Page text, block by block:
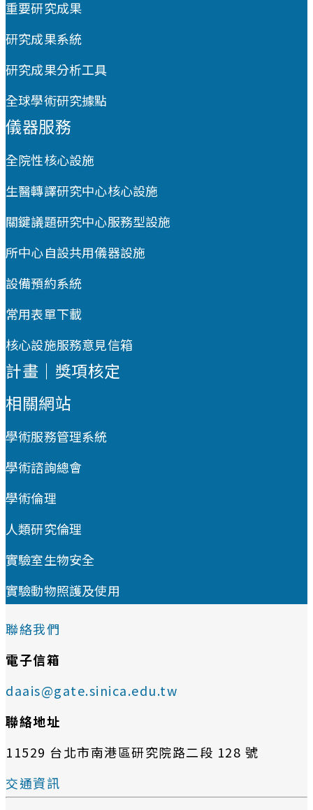
重要研究成果
研究成果系統
研究成果分析工具
全球學術研究據點
儀器服務
全院性核心設施
生醫轉譯研究中心核心設施
關鍵議題研究中心服務型設施
所中心自設共用儀器設施
設備預約系統
常用表單下載
核心設施服務意見信箱
計畫｜獎項核定
相關網站
學術服務管理系統
學術諮詢總會
學術倫理
人類研究倫理
實驗室生物安全
實驗動物照護及使用
聯絡我們
電子信箱
daais@gate.sinica.edu.tw
聯絡地址
11529 台北市南港區研究院路二段 128 號
交通資訊